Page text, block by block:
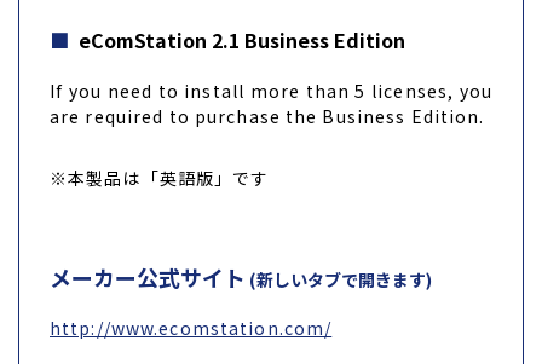
eComStation 2.1 Business Edition
If you need to install more than 5 licenses, you
are required to purchase the Business Edition.
※本製品は「英語版」です
メーカー公式サイト (新しいタブで開きます)
http://www.ecomstation.com/